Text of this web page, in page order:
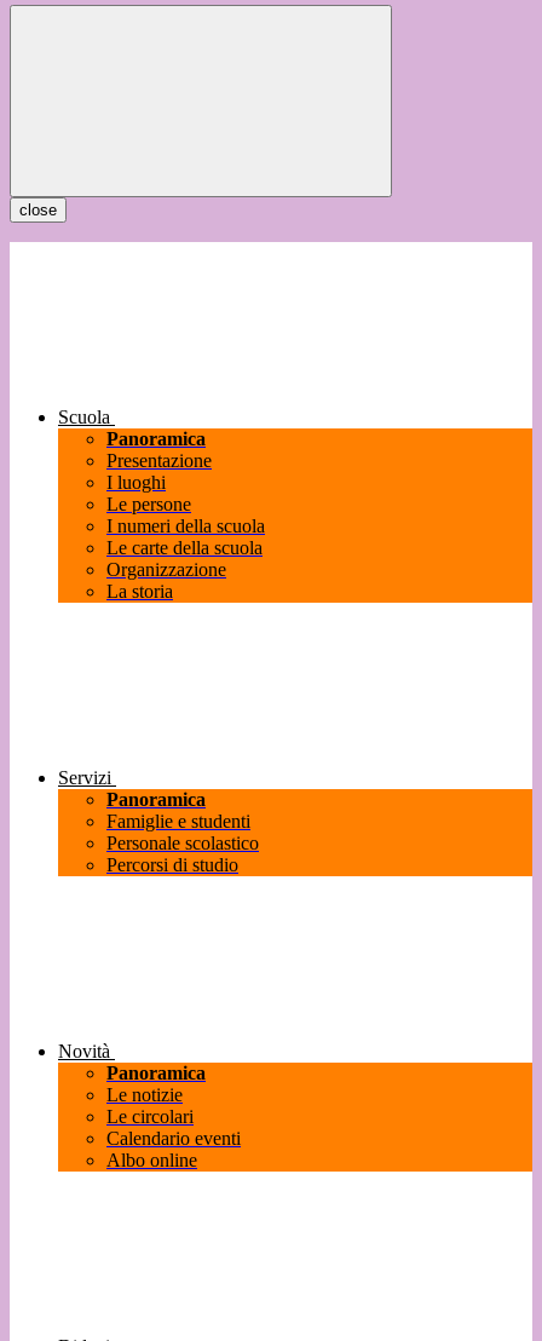
close
Scuola
Panoramica
Presentazione
I luoghi
Le persone
I numeri della scuola
Le carte della scuola
Organizzazione
La storia
Servizi
Panoramica
Famiglie e studenti
Personale scolastico
Percorsi di studio
Novità
Panoramica
Le notizie
Le circolari
Calendario eventi
Albo online